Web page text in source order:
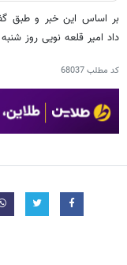
بر اساس این خبر و طبق
داد امیر قلعه نویی روز
کد مطلب68037